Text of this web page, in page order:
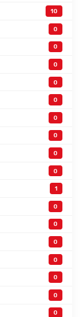
10
0
0
0
0
0
0
0
0
0
1
0
0
0
0
0
0
0